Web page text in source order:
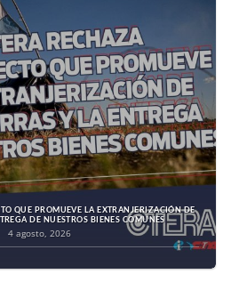
QUE PROMUEVE LA EXTRANJERIZACIÓN DE
DE NUESTROS BIENES COMUNES
4 agosto, 2026